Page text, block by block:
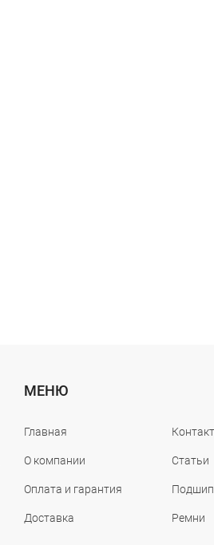
МЕНЮ
Главная
О компании
Оплата и гарантия
Доставка
Статьи
Ремни